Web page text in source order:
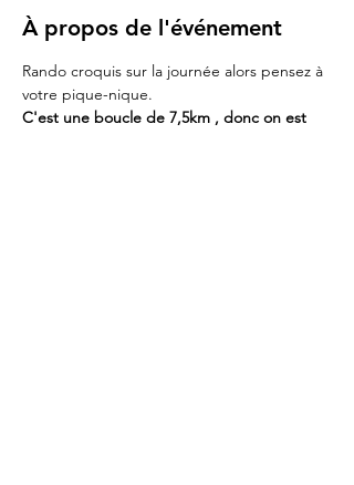
À propos de l'événement
Rando croquis sur la journée alors pensez à
votre pique-nique.
C'est une boucle de 7,5km , donc on est